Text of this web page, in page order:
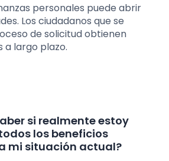
personales puede abrir
Los ciudadanos que se
de solicitud obtienen
a largo plazo.
si realmente estoy
los beneficios
mi situación actual?